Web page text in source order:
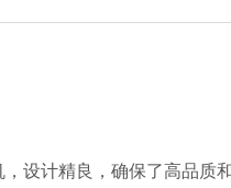
设计精良，确保了高品质